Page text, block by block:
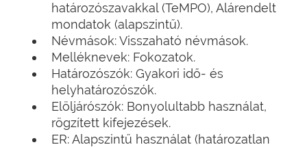
határozószavakkal (TeMPO), Alárendelt
mondatok (alapszintű).
Névmások: Visszaható névmások.
Melléknevek: Fokozatok.
Határozószók: Gyakori idő- és
helyhatározószók.
Elöljárószók: Bonyolultabb használat,
rögzített kifejezések.
ER: Alapszintű használat (határozatlan